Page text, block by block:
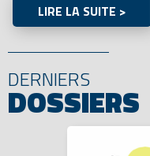
LIRE LA SUITE >
DERNIERS
DOSSIERS